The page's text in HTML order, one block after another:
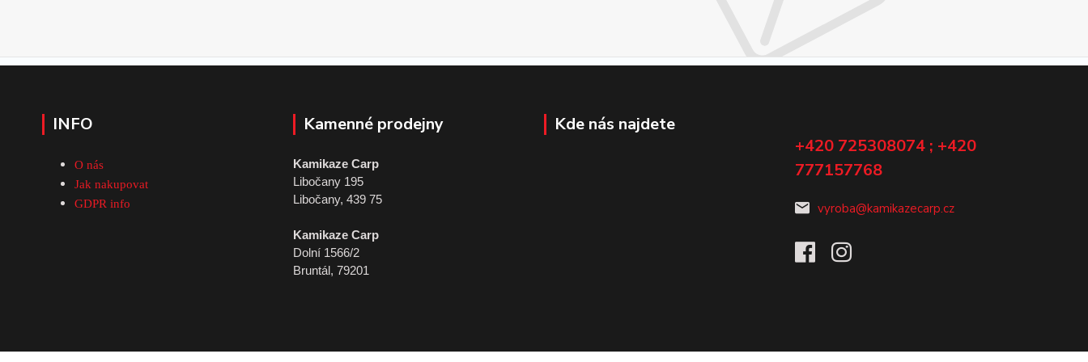
INFO
O nás
Jak nakupovat
GDPR info
Kamenné prodejny
Kamikaze Carp
Libočany 195
Libočany, 439 75
Kamikaze Carp
Dolní 1566/2
Bruntál, 79201
Kde nás najdete
+420 725308074 ; +420
777157768
vyroba@kamikazecarp.cz